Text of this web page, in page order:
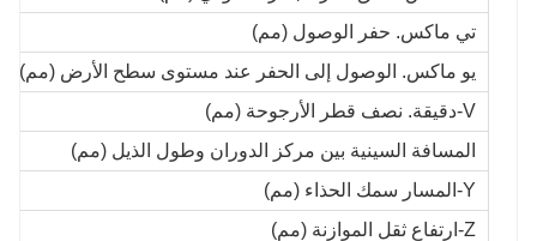
تي ماكس. حفر الوصول (مم)
يو ماكس. الوصول إلى الحفر عند مستوى سطح الأرض (مم)
V-دقيقة. نصف قطر الأرجوحة (مم)
المسافة السينية بين مركز الدوران وطول الذيل (مم)
Y-المسار سمك الحذاء (مم)
Z-ارتفاع ثقل الموازنة (مم)